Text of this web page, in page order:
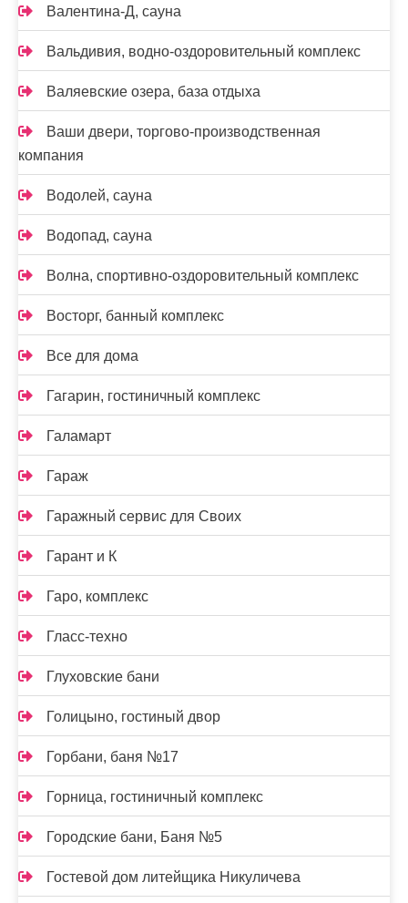
Валентина-Д, сауна
Вальдивия, водно-оздоровительный комплекс
Валяевские озера, база отдыха
Ваши двери, торгово-производственная
компания
Водолей, сауна
Водопад, сауна
Волна, спортивно-оздоровительный комплекс
Восторг, банный комплекс
Все для дома
Гагарин, гостиничный комплекс
Галамарт
Гараж
Гаражный сервис для Своих
Гарант и К
Гаро, комплекс
Гласс-техно
Глуховские бани
Голицыно, гостиный двор
Горбани, баня №17
Горница, гостиничный комплекс
Городские бани, Баня №5
Гостевой дом литейщика Никуличева